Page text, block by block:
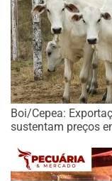
Boi/Cepea:
sustentam preços